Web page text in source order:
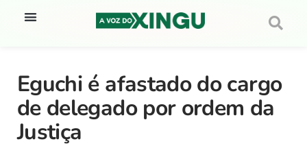
Eguchi é afastado do cargo
de delegado por ordem da
Justiça